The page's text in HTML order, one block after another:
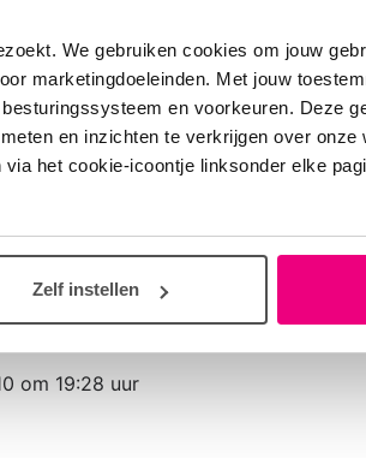
We gebruiken cookies om jouw
marketingdoeleinden. Met jouw
en voorkeuren. Deze
en inzichten te verkrijgen over
het cookie-icoontje linksonder elke
Zelf instellen
om 19:28 uur